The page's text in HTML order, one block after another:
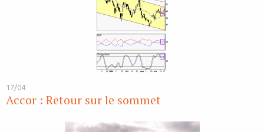
17/04
Accor : Retour sur le sommet